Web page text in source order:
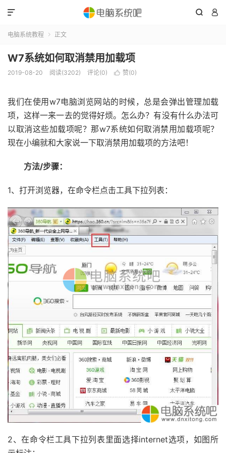
 

电脑系统教程  正文
W7系统如何取消禁用加载项
2019-08-20 阅读(3202) 评论(0)  赞(0)
我们在使用w7电脑浏览网站的时候，总是会弹出管理加载
项，这样一来一去的觉得好烦。怎么办？有没有什么办法可
以取消这些加载项呢？那w7系统如何取消禁用加载项呢？
现在小编就和大家说一下取消禁用加载项的方法吧！
方法/步骤：
1、打开浏览器，在命令栏点击工具下拉列表：
2、在命令栏工具下拉列表里面选择internet选项，如图所